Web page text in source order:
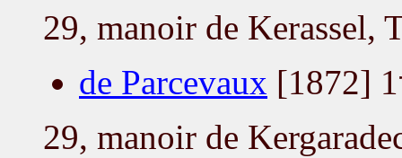
29, manoir de Kerassel,
de Parcevaux [1872]
29, manoir de